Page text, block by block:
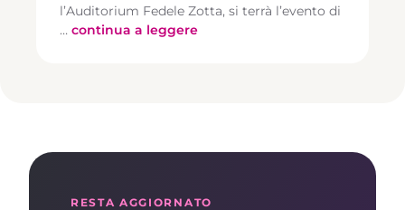
l’Auditorium Fedele Zotta, si terrà l’evento di
… continua a leggere
RESTA AGGIORNATO